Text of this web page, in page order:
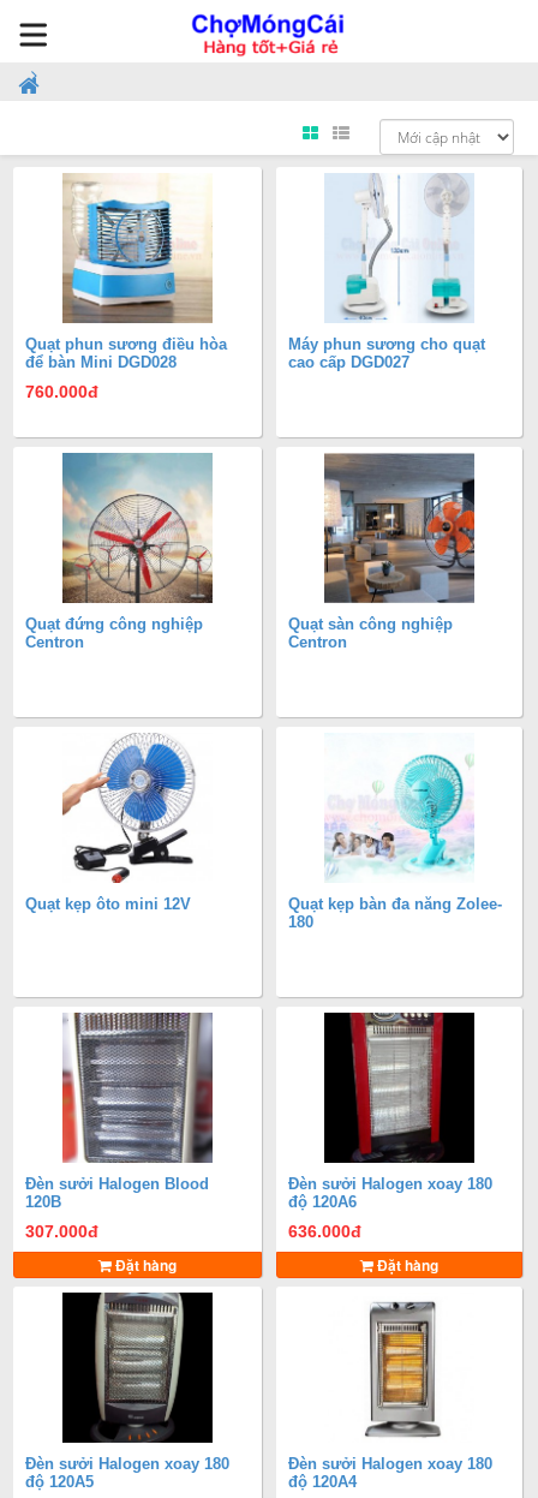
Quạt phun sương điều hòa
để bàn Mini DGD028
760.000đ
Máy phun sương cho quạt
cao cấp DGD027
Quạt đứng công nghiệp
Centron
Quạt sàn công nghiệp
Centron
Quạt kẹp ôto mini 12V
Quạt kẹp bàn đa năng Zolee-
180
Đèn sưởi Halogen Blood
120B
307.000đ
Đặt hàng
Đèn sưởi Halogen xoay 180
độ 120A6
636.000đ
Đặt hàng
Đèn sưởi Halogen xoay 180
độ 120A5
Đèn sưởi Halogen xoay 180
độ 120A4